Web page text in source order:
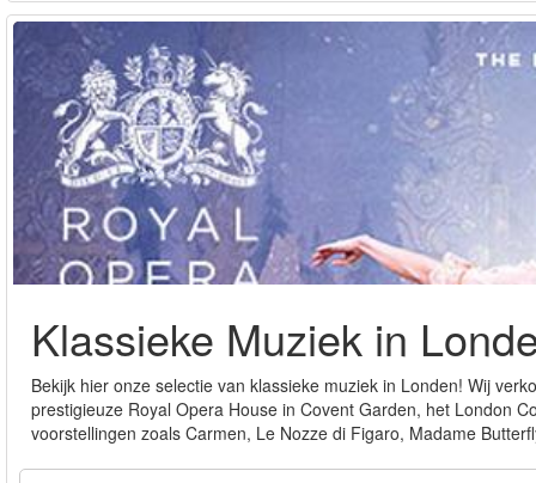
Klassieke Muziek in
Bekijk hier onze selectie van klassieke muziek in Londen! Wij
prestigieuze Royal Opera House in Covent Garden, het London
voorstellingen zoals Carmen, Le Nozze di Figaro, Madame